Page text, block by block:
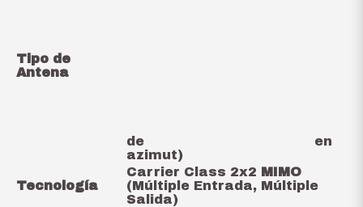
Tipo de
Antena
de
en
azimut)
Tecnología
Carrier Class 2x2 MIMO
(Múltiple Entrada, Múltiple
Salida)